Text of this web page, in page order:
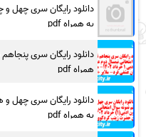
دانلود رایگان سری چهل
به همراه pdf
دانلود رایگان سری
همراه pdf
دانلود رایگان سری چهل
به همراه pdf